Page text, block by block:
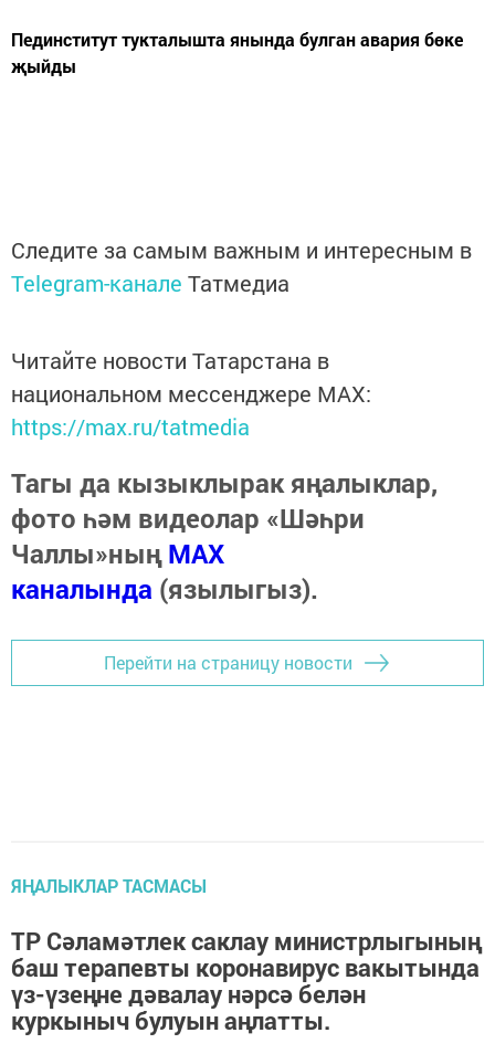
Пединститут тукталышта янында булган авария бөке
җыйды
Следите за самым важным и интересным в
Telegram-канале Татмедиа
Читайте новости Татарстана в
национальном мессенджере MАХ:
https://max.ru/tatmedia
Тагы да кызыклырак яңалыклар,
фото һәм видеолар «Шәһри
Чаллы»ныңMAX
каналында (язылыгыз).
Перейти на страницу новости
ЯҢАЛЫКЛАР ТАСМАСЫ
ТР Сәламәтлек саклау министрлыгының
баш терапевты коронавирус вакытында
үз-үзеңне дәвалау нәрсә белән
куркыныч булуын аңлатты.